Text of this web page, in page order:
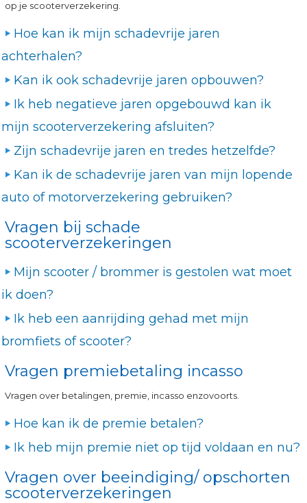
op je scooterverzekering.
Hoe kan ik mijn schadevrije jaren
achterhalen?
Kan ik ook schadevrije jaren opbouwen?
Ik heb negatieve jaren opgebouwd kan ik
mijn scooterverzekering afsluiten?
Zijn schadevrije jaren en tredes hetzelfde?
Kan ik de schadevrije jaren van mijn lopende
auto of motorverzekering gebruiken?
Vragen bij schade
scooterverzekeringen
Mijn scooter / brommer is gestolen wat moet
ik doen?
Ik heb een aanrijding gehad met mijn
bromfiets of scooter?
Vragen premiebetaling incasso
Vragen over betalingen, premie, incasso enzovoorts.
Hoe kan ik de premie betalen?
Ik heb mijn premie niet op tijd voldaan en nu?
Vragen over beeindiging/ opschorten
scooterverzekeringen